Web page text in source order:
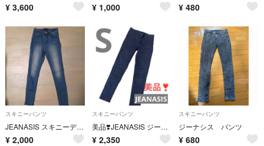
¥ 3,600 ¥ 1,000 ¥ 480
スキニーパンツ
JEANASIS スキニーデニム ライトブルー
¥ 2,000
スキニーパンツ
美品❣️JEANASIS ジーナシス ジェギンス スキニーデニム S 黒
¥ 2,350
スキニーパンツ
ジーナシス パンツ
¥ 680